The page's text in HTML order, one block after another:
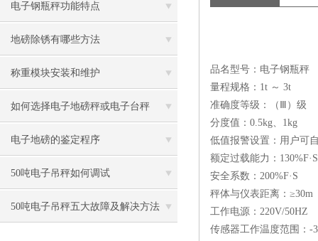
电子钢瓶秤功能特点
地磅除锈有哪些方法
称重模块安装和维护
如何选择电子地磅秤或电子台秤
电子地磅的鉴定程序
50吨电子吊秤如何调试
50吨电子吊秤五大故障及解决方法
品名型号：电子钢瓶秤
量程规格：1t ～ 3t
准确度等级：（Ⅲ）级
分度值：0.5kg、1kg
低值报警设置：用户可
额定过载能力：130%F·S
安全系数：200%F·S
秤体与仪表距离：≥30m
工作电源：220V/50HZ
传感器工作温度范围